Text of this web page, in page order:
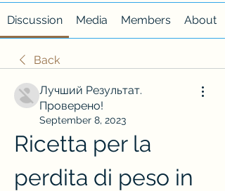
Discussion Media Members About
Back
Лучший Результат.
Проверено!
September 8, 2023
Ricetta per la
perdita di peso in